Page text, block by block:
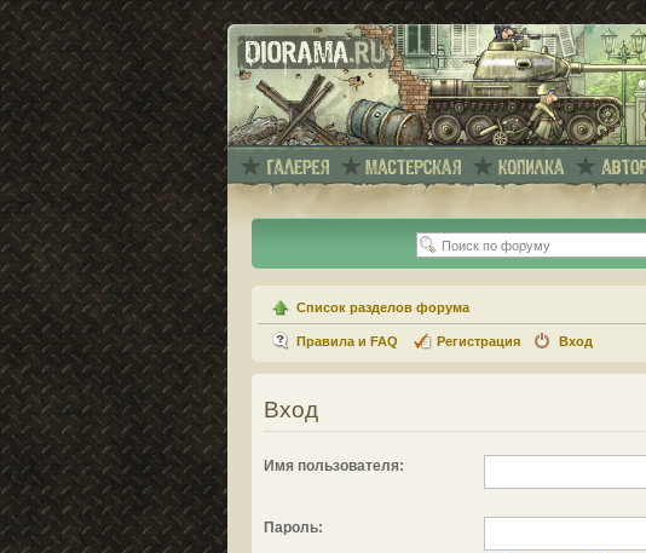
Список разделов форума
Правила и FAQ Регистрация Вход
Вход
Имя пользователя:
Пароль: